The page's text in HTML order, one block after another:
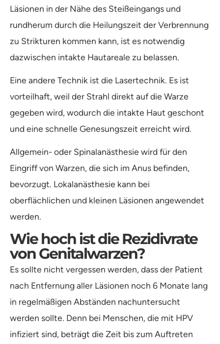
Läsionen in der Nähe des Steißeingangs und
rundherum durch die Heilungszeit der Verbrennung
zu Strikturen kommen kann, ist es notwendig
dazwischen intakte Hautareale zu belassen.
Eine andere Technik ist die Lasertechnik. Es ist
vorteilhaft, weil der Strahl direkt auf die Warze
gegeben wird, wodurch die intakte Haut geschont
und eine schnelle Genesungszeit erreicht wird.
Allgemein- oder Spinalanästhesie wird für den
Eingriff von Warzen, die sich im Anus befinden,
bevorzugt. Lokalanästhesie kann bei
oberflächlichen und kleinen Läsionen angewendet
werden.
Wie hoch ist die Rezidivrate
von Genitalwarzen?
Es sollte nicht vergessen werden, dass der Patient
nach Entfernung aller Läsionen noch 6 Monate lang
in regelmäßigen Abständen nachuntersucht
werden sollte. Denn bei Menschen, die mit HPV
infiziert sind, beträgt die Zeit bis zum Auftreten